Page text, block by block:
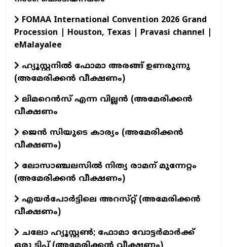
FOMAA International Convention 2026 Grand
Procession | Houston, Texas | Pravasi channel |
eMalayalee
ഹ്യൂസ്റ്റനിൽ ഫോമാ അരങ്ങ് ഉണരുന്നു
(അമേരിക്കൻ വീക്ഷണം)
ലിമറെൻസ് എന്ന വില്ലൻ (അമേരിക്കൻ
വീക്ഷണം
ജെൻ സിയുടെ കാര്യം (അമേരിക്കൻ
വീക്ഷണം)
ലോസാഞ്ചലസിൽ നിത്യ രാമന് മുന്നേറ്റം
(അമേരിക്കൻ വീക്ഷണം)
എയർപോർട്ടിലെ അറസ്‌റ്റ് (അമേരിക്കൻ
വീക്ഷണം)
ചലോ ഹ്യൂസ്റ്റൺ; ഫോമാ വോട്ടർമാർക്ക്